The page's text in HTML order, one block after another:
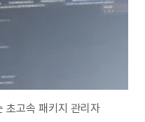
초고속 패키지 관리자